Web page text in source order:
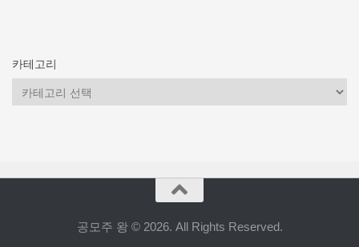
카테고리
카
테
공모주 왕 © 2026. All Rights Reserved.